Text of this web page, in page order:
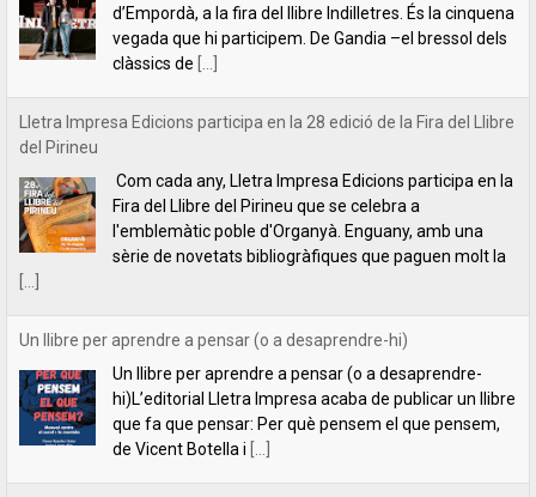
Fira del Llibre del Pirineu que se celebra a
l'emblemàtic poble d'Organyà. Enguany, amb una
sèrie de novetats bibliogràfiques que paguen molt la
Un llibre per aprendre a pensar (o a desaprendre-hi)
Un llibre per aprendre a pensar (o a desaprendre-
hi)L’editorial Lletra Impresa acaba de publicar un llibre
que fa que pensar: Per què pensem el que pensem,
de Vicent Botella i[...]
presentació de la novel·la Les descàrregues del caçador, de Rafael
Chirbes, a Gandia
Ens plau convidar-vos a la presentació de la novel·la
Les descàrregues del caçador, de Rafael Chirbes, a
Gandia, que tindrà lloc a la llibreria Ambra Llibres (Av.
Alacant, 12), el [...]